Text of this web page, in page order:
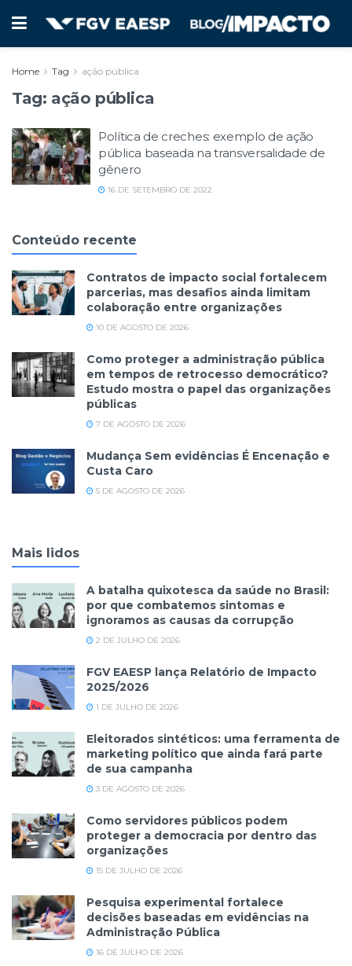
Home Tag ação pública
Tag: ação pública
Política de creches: exemplo de ação
pública baseada na transversalidade de
gênero
16 DE SETEMBRO DE 2022
Conteúdo recente
Contratos de impacto social fortalecem
parcerias, mas desafios ainda limitam
colaboração entre organizações
10 DE AGOSTO DE 2026
Como proteger a administração pública
em tempos de retrocesso democrático?
Estudo mostra o papel das organizações
públicas
7 DE AGOSTO DE 2026
Mudança Sem evidências É Encenação e
Custa Caro
5 DE AGOSTO DE 2026
Mais lidos
A batalha quixotesca da saúde no Brasil:
por que combatemos sintomas e
ignoramos as causas da corrupção
2 DE JULHO DE 2026
FGV EAESP lança Relatório de Impacto
2025/2026
1 DE JULHO DE 2026
Eleitorados sintéticos: uma ferramenta de
marketing político que ainda fará parte
de sua campanha
3 DE AGOSTO DE 2026
Como servidores públicos podem
proteger a democracia por dentro das
organizações
15 DE JULHO DE 2026
Pesquisa experimental fortalece
decisões baseadas em evidências na
Administração Pública
16 DE JULHO DE 2026